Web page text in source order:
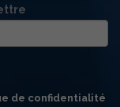
de confidentialité